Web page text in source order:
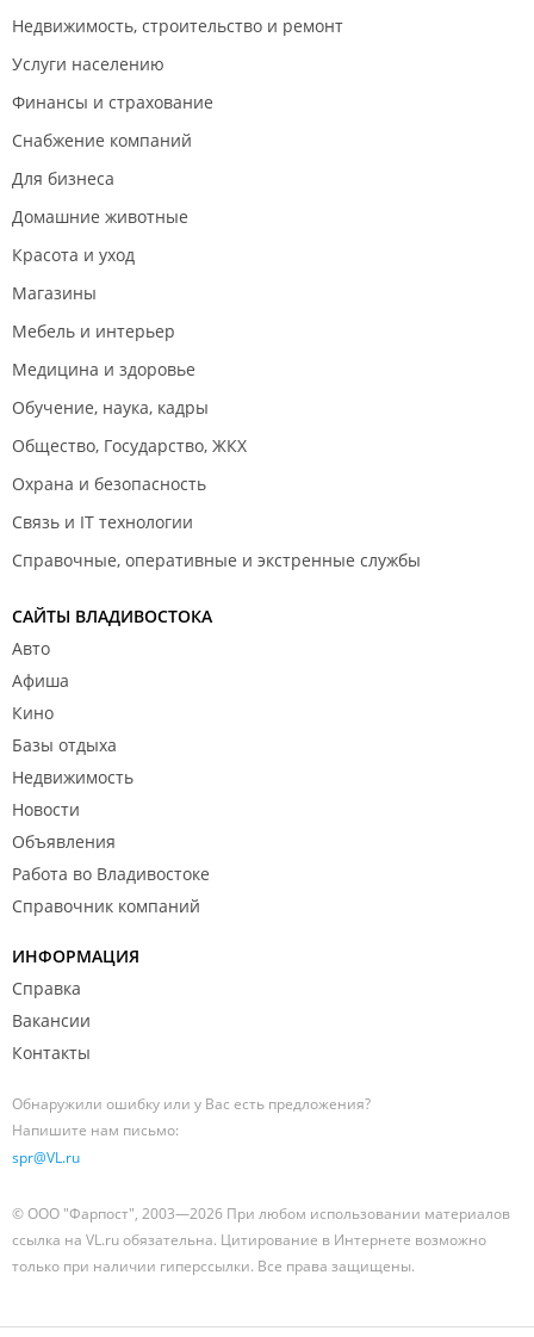
Недвижимость, строительство и ремонт
Услуги населению
Финансы и страхование
Снабжение компаний
Для бизнеса
Домашние животные
Красота и уход
Магазины
Мебель и интерьер
Медицина и здоровье
Обучение, наука, кадры
Общество, Государство, ЖКХ
Охрана и безопасность
Связь и IT технологии
Справочные, оперативные и экстренные службы
САЙТЫ ВЛАДИВОСТОКА
Авто
Афиша
Кино
Базы отдыха
Недвижимость
Новости
Объявления
Работа во Владивостоке
Справочник компаний
ИНФОРМАЦИЯ
Справка
Вакансии
Контакты
Обнаружили ошибку или у Вас есть предложения?
Напишите нам письмо:
spr@VL.ru
© ООО "Фарпост", 2003—2026 При любом использовании материалов
ссылка на VL.ru обязательна. Цитирование в Интернете возможно
только при наличии гиперссылки. Все права защищены.